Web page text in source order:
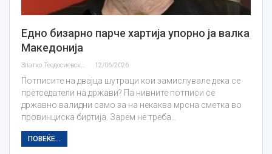
Едно бизарно парче хартија упорно ја валка
Македонија
Златко Теодосиевски 12/06/2026
Потписите на двајца шутраци кои замислувале дека се
претседатели на држави? Па нивните потписи се
државно валидни само за на некаква мрсна сметка во
провинциска биртија. Зарем не треба…
ПОВЕЌЕ...